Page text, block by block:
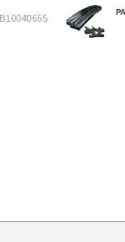
B10040655